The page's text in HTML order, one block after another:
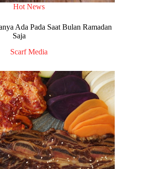
Hot News
Ada Pada Saat Bulan Ramadan
Saja
Scarf Media